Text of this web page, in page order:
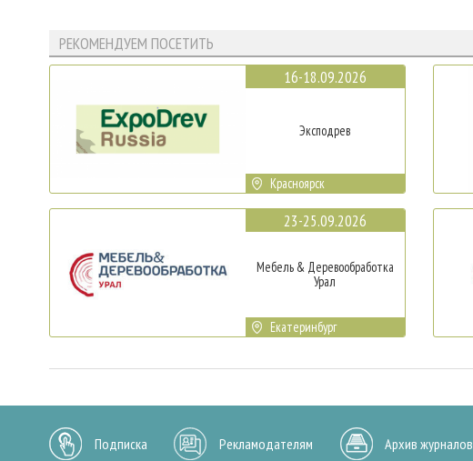
РЕКОМЕНДУЕМ ПОСЕТИТЬ
16-18.09.2026
Эксподрев
Красноярск
23-25.09.2026
Мебель & Деревообработка
Урал
Екатеринбург
Подписка Рекламодателям Архив журналов